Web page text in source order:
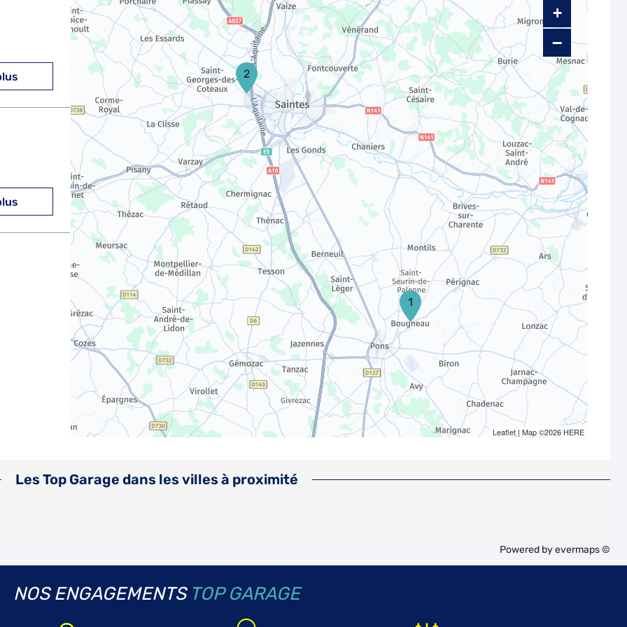
2
1
+
−
Leaflet| Map ©2026 HERE
Les Top Garage dans les villes à proximité
Powered byevermaps ©
NOS ENGAGEMENTS TOP GARAGE